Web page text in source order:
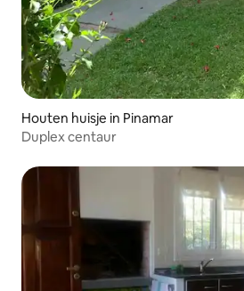
Houten huisje in Pinamar
Duplex centaur